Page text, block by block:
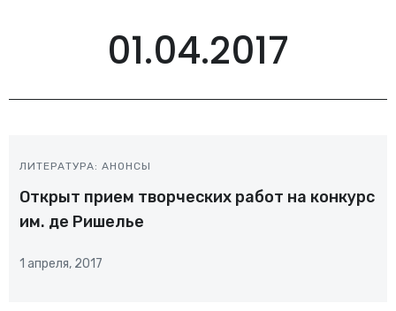
01.04.2017
ЛИТЕРАТУРА: АНОНСЫ
Открыт прием творческих работ на конкурс
им. де Ришелье
1 апреля, 2017